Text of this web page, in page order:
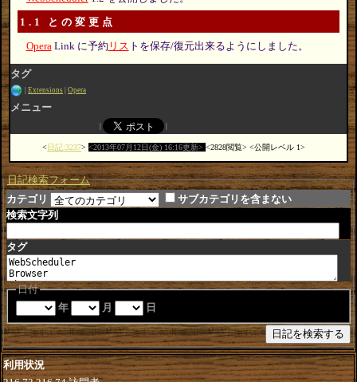
1.1 との変更点
Opera Link に予約 リス トを保存/復元出来るようにしました。
タグ
Extensions Opera
メニュー
日記:3237 2013年07月12日(金) 16:16更新 2828閲覧 公開レベル 1
日記検索フォーム
カテゴリ
サブカテゴリを含まない
検索文字列
タグ
日付
年
月 日
利用状況